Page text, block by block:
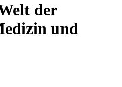
der
und